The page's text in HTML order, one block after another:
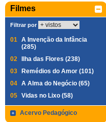
Filmes
Filtrar por
01 A Invenção da Infância
(285)
02
Ilha das Flores (238)
03
Remédios do Amor (101)
04 A Alma do Negócio (65)
05 Vidas no Lixo (58)
Acervo Pedagógico